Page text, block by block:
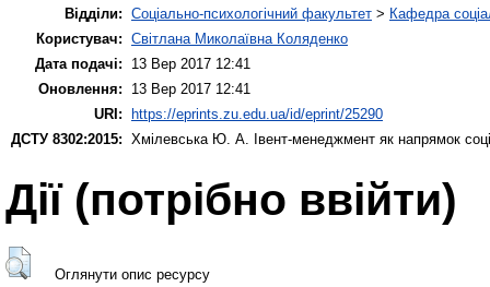
Відділи: Соціально-психологічний факультет > Кафедра
Користувач: Світлана Миколаївна Коляденко
Дата подачі:
13 Вер 2017 12:41
Оновлення:
13 Вер 2017 12:41
URI:
https://eprints.zu.edu.ua/id/eprint/25290
ДСТУ 8302:2015: Хмілевська Ю. А. Івент-менеджмент як напрямок
Дії ​​(потрібно ввійти)
Оглянути опис ресурсу